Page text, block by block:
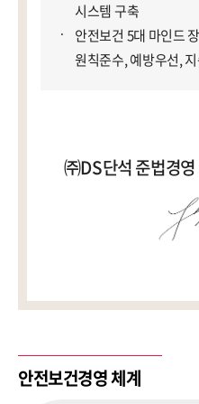
시스템 구축
안전보건 5대 마인드
원칙준수, 예방우선,
㈜DS단석 준법경
안전보건경영 체계